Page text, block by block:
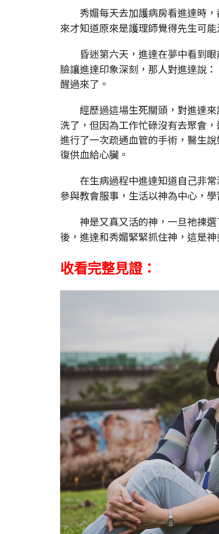
秀媚每天去加護病房看進達時
來才知道原來是護理師覺得先生可
昏迷第六天，進達在夢中看到
臉讓進達印象深刻，那人對進達說
醒過來了。
經歷過這場生死關頭，對進達
洗了，但因為工作忙碌沒有去聚會
進行了一次疏通血管的手術，醫生
復供血給心臟。
在生病過程中進達知道自己非
參與教會服事，生活以神為中心，
神是又真又活的神，一旦祂揀
後，進達和秀媚緊緊抓住神，這是
收看完整見證：